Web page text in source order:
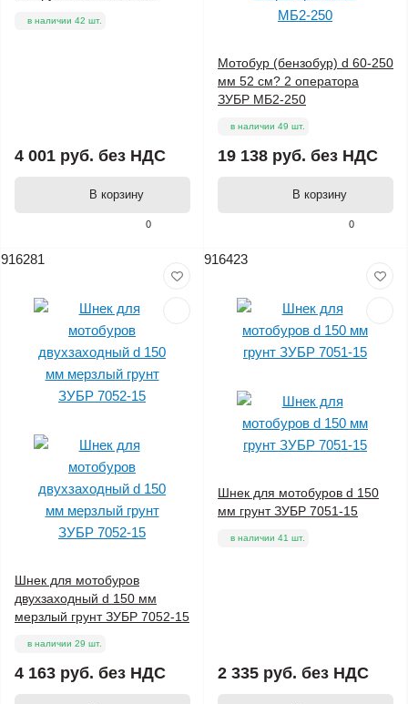
0
в наличии 42 шт.
4 001 руб. без НДС
В корзину
0
Мотобур (бензобур) d 60-250
мм 52 см? 2 оператора
ЗУБР МБ2-250
в наличии 49 шт.
19 138 руб. без НДС
В корзину
916281
Шнек для мотобуров
двухзаходный d 150 мм
мерзлый грунт ЗУБР 7052-15
в наличии 29 шт.
4 163 руб. без НДС
916423
Шнек для мотобуров d 150
мм грунт ЗУБР 7051-15
в наличии 41 шт.
2 335 руб. без НДС